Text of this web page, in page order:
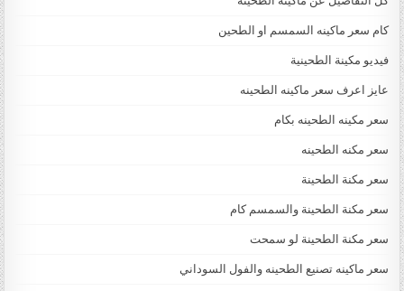
كام سعر ماكينه السمسم او الطحين
فيديو مكينة الطحينية
عايز اعرف سعر ماكينه الطحينه
سعر مكينه الطحينه بكام
سعر مكنه الطحينه
سعر مكنة الطحينة
سعر مكنة الطحينة والسمسم كام
سعر مكنة الطحينة لو سمحت
سعر ماكينه تصنيع الطحينه والفول السوداني